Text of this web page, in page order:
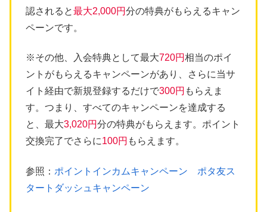
認されると最大2,000円分の特典がもらえるキャン
ペーンです。
※その他、入会特典として最大720円相当のポイ
ントがもらえるキャンペーンがあり、さらに当サ
イト経由で新規登録するだけで300円 もらえま
す。つまり、すべてのキャンペーンを達成する
と、最大3,020円分の特典がもらえます。ポイント
交換完了でさらに100円 もらえます。
参照： ポイントインカムキャンペーン ポタ友ス
タートダッシュキャンペーン